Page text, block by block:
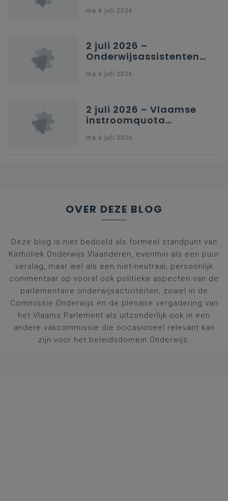
secundair onderwijs in
ma 6 juli 2026
2 juli 2026 –
Onderwijsassistenten
kleuteronderwijs
ma 6 juli 2026
2 juli 2026 – Vlaamse
instroomquota
federale RIZIV-
ma 6 juli 2026
OVER DEZE BLOG
Deze blog is niet bedoeld als formeel standpunt van
Katholiek Onderwijs Vlaanderen, evenmin als een puur
verslag, maar wel als een niet-neutraal, persoonlijk
commentaar op vooral ook politieke aspecten van de
parlementaire onderwijsactiviteiten, zowel in de
Commissie Onderwijs en de plenaire vergadering van
het Vlaams Parlement als uitzonderlijk ook in een
andere vakcommissie die occasioneel relevant kan
zijn voor het beleidsdomein Onderwijs.